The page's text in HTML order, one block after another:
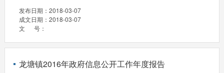
发布日期： 2018-03-07
成文日期： 2018-03-07
文 号：
龙塘镇2016年政府信息公开工作年度报告